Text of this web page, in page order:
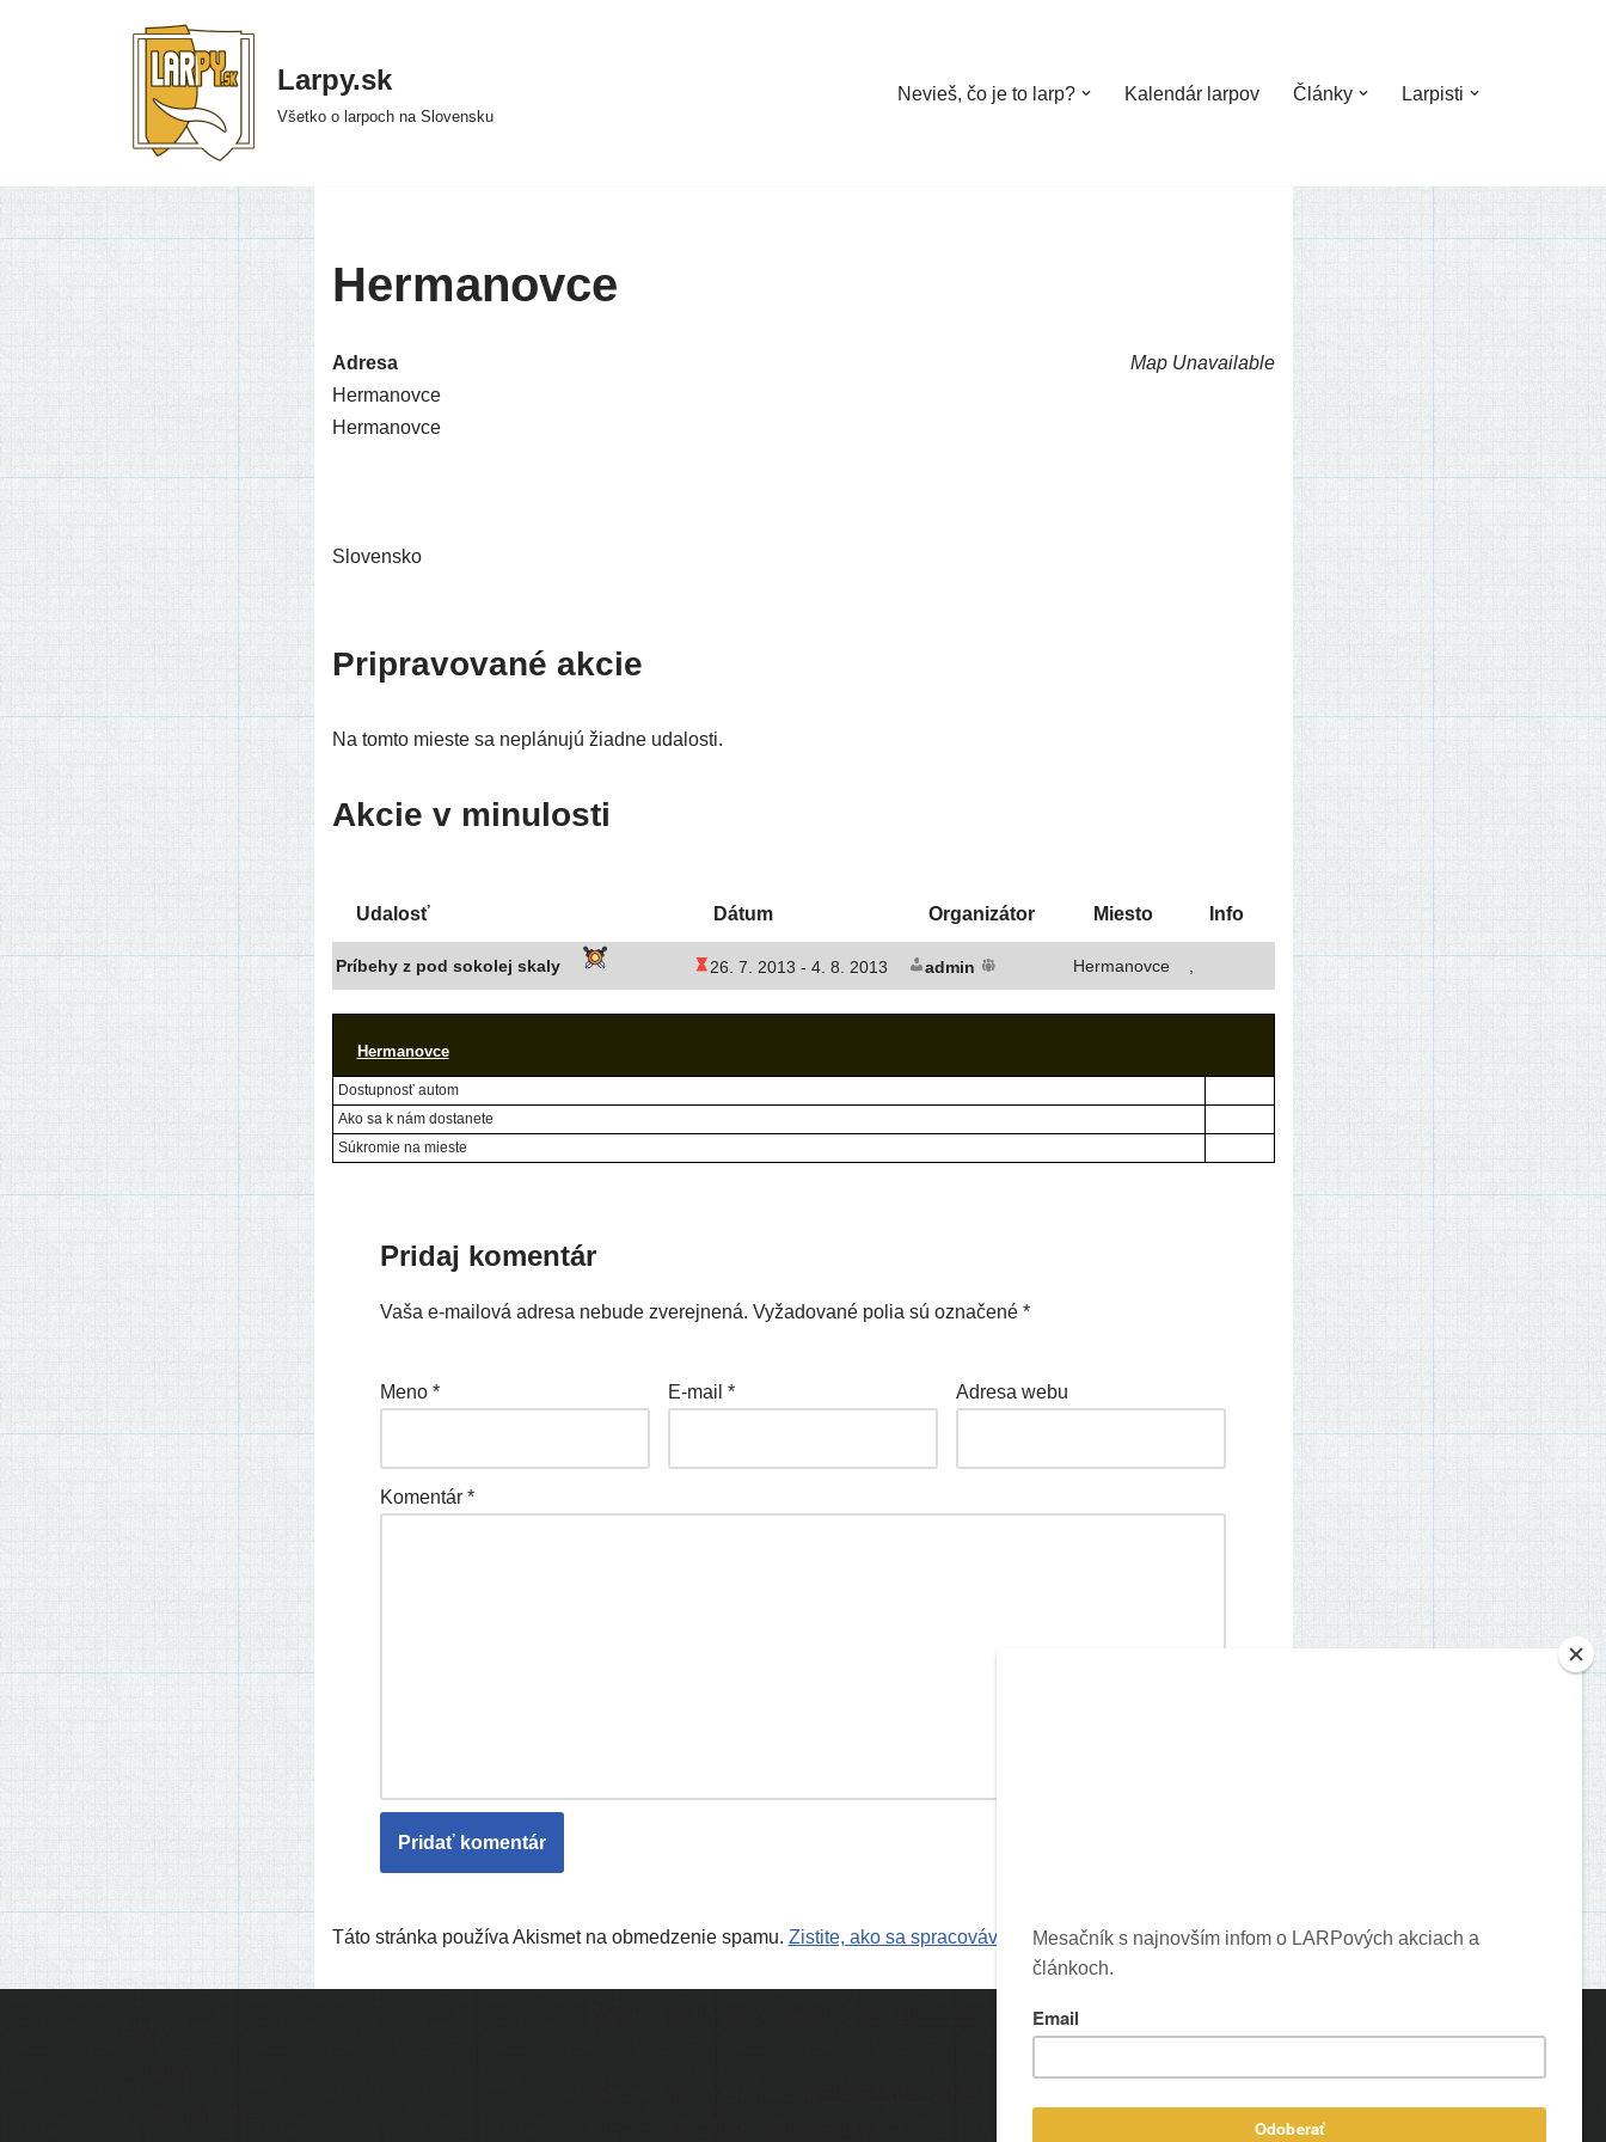
Larpy.sk
Všetko o larpoch na Slovensku
Nevieš, čo je to larp? Kalendár larpov Články Larpisti
Hermanovce
Map Unavailable
Adresa
Hermanovce
Hermanovce
Slovensko
Pripravované akcie
Na tom­to mies­te sa neplá­nu­jú žiad­ne udalosti.
Akcie v minulosti
Udalosť Dátum Organizátor Miesto Info
Príbehy z pod soko­lej skaly 26. 7. 2013 - 4. 8. 2013 admin Hermanovce
Hermanovce
Dostupnosť autom
Ako sa k nám dostanete
Súkromie na mieste
Pridaj komentár
Vaša e-mailová adresa nebude zverejnená. Vyžadované polia sú označené *
Meno * E-mail * Adresa webu
Komentár *
Táto stránka používa Akismet na obmedzenie spamu. Zistite, ako sa spracovávajú údaje o vašich komentároch.